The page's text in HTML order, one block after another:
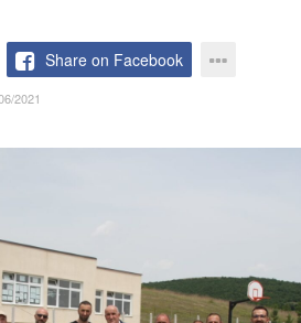
Share on Facebook
2021